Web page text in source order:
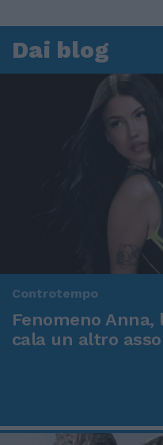
Dai blog
Controtempo
Fenomeno Anna,
cala un altro asso